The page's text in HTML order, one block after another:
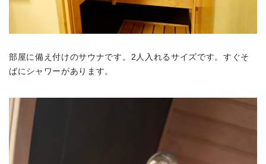
部屋に備え付けのサウナです。2人入れるサイズです。すぐそ
ばにシャワーがあります。